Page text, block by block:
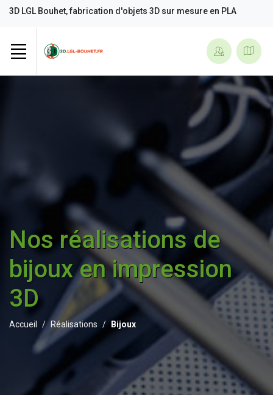
3D LGL Bouhet, fabrication d'objets 3D sur mesure en PLA
Nos réalisations de
bijoux en impression
3D
Accueil Réalisations Bijoux